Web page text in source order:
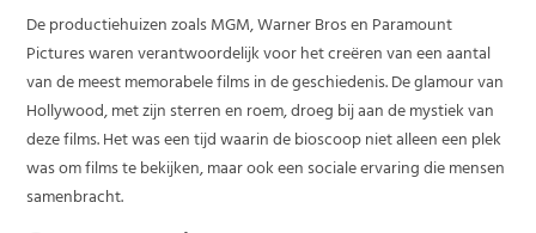
De productiehuizen zoals MGM, Warner Bros en Paramount
Pictures waren verantwoordelijk voor het creëren van een aantal
van de meest memorabele films in de geschiedenis. De glamour van
Hollywood, met zijn sterren en roem, droeg bij aan de mystiek van
deze films. Het was een tijd waarin de bioscoop niet alleen een plek
was om films te bekijken, maar ook een sociale ervaring die mensen
samenbracht.